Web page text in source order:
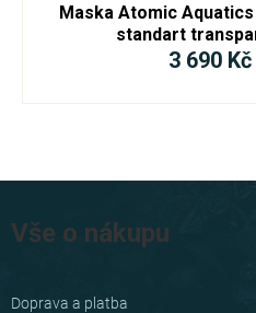
Maska Atomic
standart
3 690 Kč
á
a
Vše o nákupu
Doprava a platba